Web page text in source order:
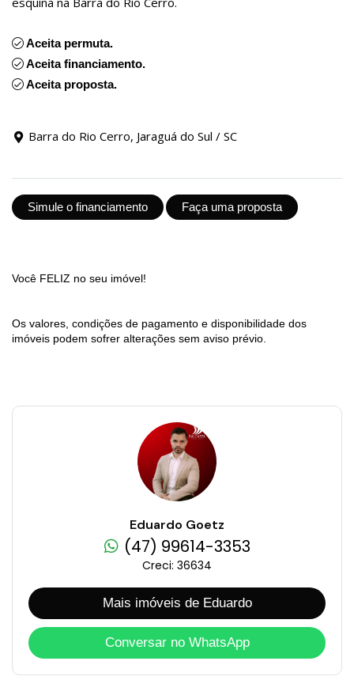
Aceita permuta.
Aceita financiamento.
Aceita proposta.
Barra do Rio Cerro, Jaraguá do Sul / SC
Simule o financiamento Faça uma proposta
Você FELIZ no seu imóvel!
Os valores, condições de pagamento e disponibilidade dos
imóveis podem sofrer alterações sem aviso prévio.
Eduardo Goetz
(47) 99614-3353
Creci: 36634
Mais imóveis de Eduardo
Conversar no WhatsApp